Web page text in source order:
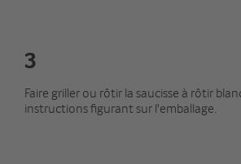
3
Faire griller ou rôtir la saucisse à rôtir
instructions figurant sur l'emballage.